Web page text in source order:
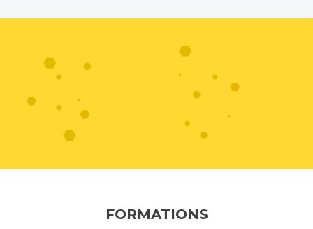
FORMATIONS